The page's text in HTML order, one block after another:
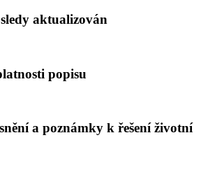
aktualizován
popisu
a poznámky k řešení životní